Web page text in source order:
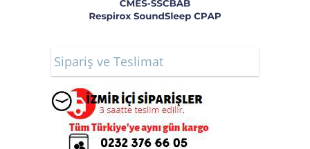
Sipariş ve Teslimat